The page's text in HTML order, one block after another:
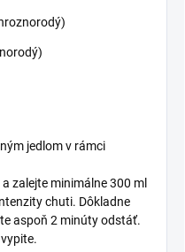
jedlom v rámci
zalejte minimálne 300 ml
chuti. Dôkladne
aspoň 2 minúty odstáť.